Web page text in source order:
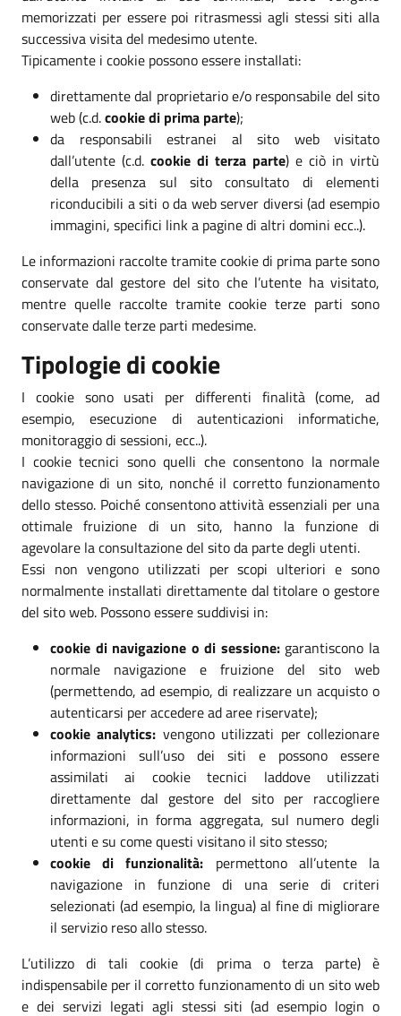
memorizzati per essere poi ritrasmessi agli stessi siti alla
successiva visita del medesimo utente.
Tipicamente i cookie possono essere installati:
direttamente dal proprietario e/o responsabile del sito
web (c.d.cookie di prima parte);
da responsabili estranei al sito web visitato
dall’utente (c.d. cookie di terza parte) e ciò in virtù
della presenza sul sito consultato di elementi
riconducibili a siti o da web server diversi (ad esempio
immagini, specifici link a pagine di altri domini ecc..).
Le informazioni raccolte tramite cookie di prima parte sono
conservate dal gestore del sito che l’utente ha visitato,
mentre quelle raccolte tramite cookie terze parti sono
conservate dalle terze parti medesime.
Tipologie di cookie
I cookie sono usati per differenti finalità (come, ad
esempio, esecuzione di autenticazioni informatiche,
monitoraggio di sessioni, ecc..).
I cookie tecnici sono quelli che consentono la normale
navigazione di un sito, nonché il corretto funzionamento
dello stesso. Poiché consentono attività essenziali per una
ottimale fruizione di un sito, hanno la funzione di
agevolare la consultazione del sito da parte degli utenti.
Essi non vengono utilizzati per scopi ulteriori e sono
normalmente installati direttamente dal titolare o gestore
del sito web. Possono essere suddivisi in:
cookie di navigazione o di sessione:garantiscono la
normale navigazione e fruizione del sito web
(permettendo, ad esempio, di realizzare un acquisto o
autenticarsi per accedere ad aree riservate);
cookie analytics: vengono utilizzati per collezionare
informazioni sull’uso dei siti e possono essere
assimilati ai cookie tecnici laddove utilizzati
direttamente dal gestore del sito per raccogliere
informazioni, in forma aggregata, sul numero degli
utenti e su come questi visitano il sito stesso;
cookie di funzionalità: permettono all’utente la
navigazione in funzione di una serie di criteri
selezionati (ad esempio, la lingua) al fine di migliorare
il servizio reso allo stesso.
L’utilizzo di tali cookie (di prima o terza parte) è
indispensabile per il corretto funzionamento di un sito web
e dei servizi legati agli stessi siti (ad esempio login o